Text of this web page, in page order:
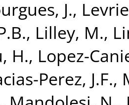
J.,
, Lilley, M.,
H., Lopez-
Perez, J.F.,